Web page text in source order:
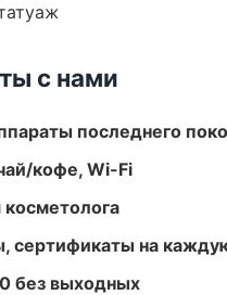
с нами
последнего
кофе, Wi-Fi
косметолога
сертификаты на
без выходных